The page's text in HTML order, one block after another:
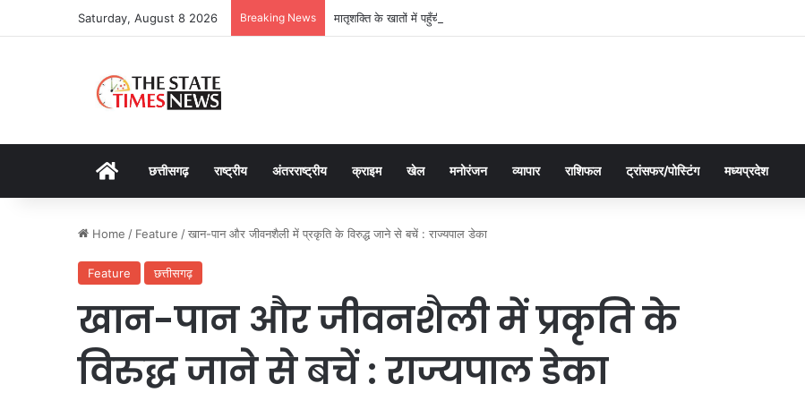
Saturday, August 8 2026 Breaking News मातृशक्ति के खातों में पहुँची महतारी वंदन योजना की 30वीं किस्त, 630.55 करोड़ रुपये ट्रांसफर
Homeछत्तीसगढ़ राष्ट्रीय अंतरराष्ट्रीय क्राइम खेल मनोरंजन व्यापार राशिफल ट्रांसफर/पोस्टिंग मध्यप्रदेश
Home / Feature /खान-पान और जीवनशैली में प्रकृति के विरुद्ध जाने से बचें : राज्यपाल डेका
Feature छत्तीसगढ़
खान-पान और जीवनशैली में प्रकृति के
विरुद्ध जाने से बचें : राज्यपाल डेका